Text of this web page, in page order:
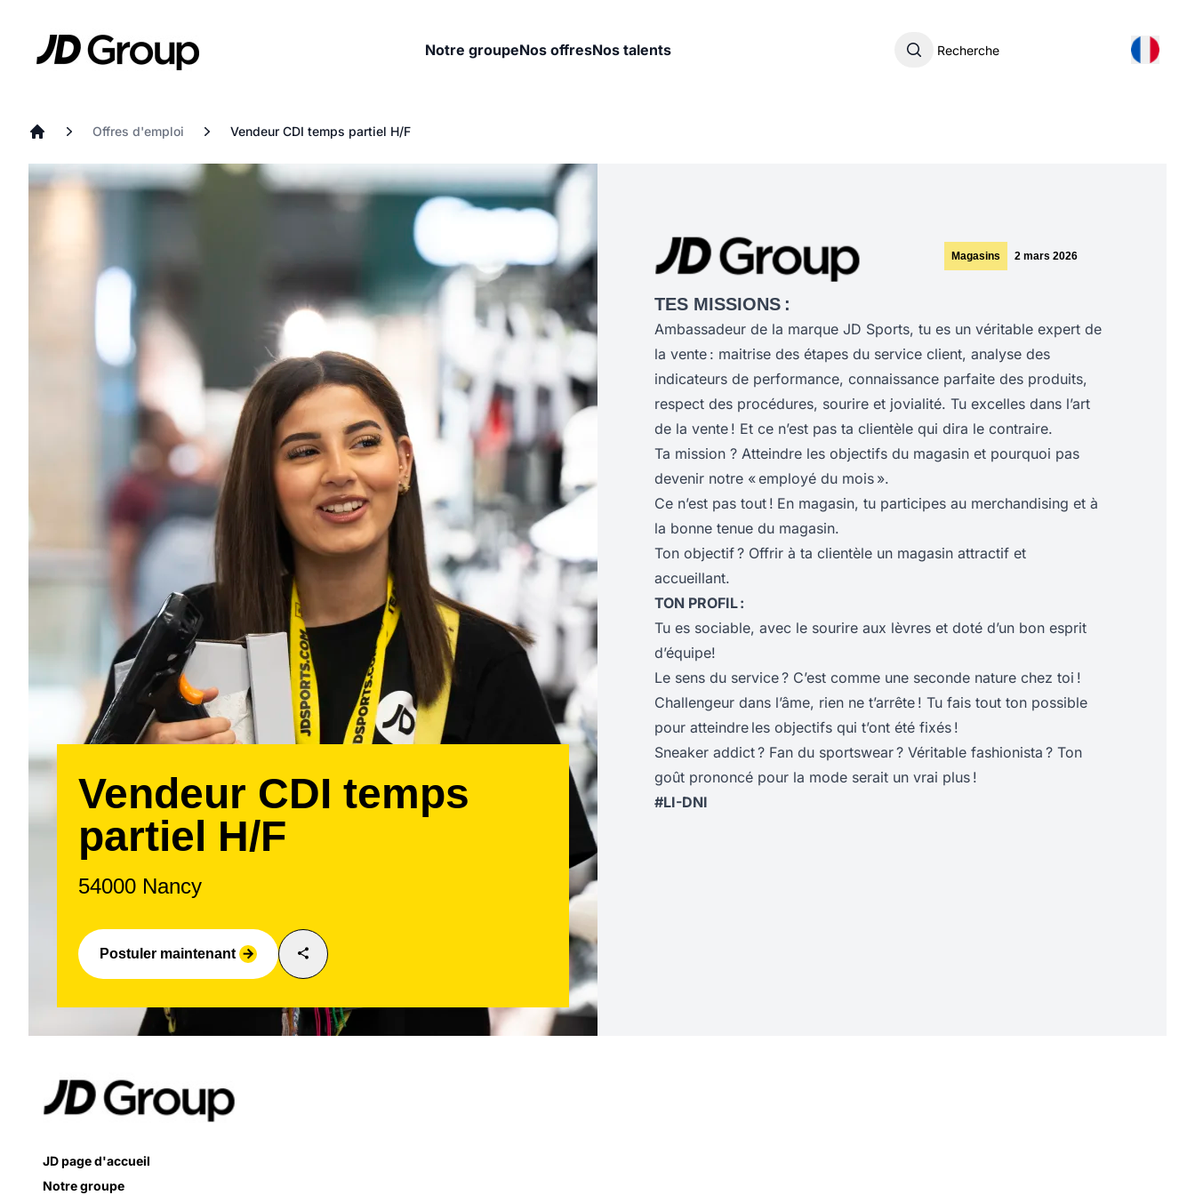
JD
Notre groupeNos offresNos talents Recherche
Offres d'emploi Vendeur CDI temps partiel H/F
Vendeur CDI temps
partiel H/F
54000 Nancy
Postuler maintenant arrow_forward share
Magasins 2 mars 2026
TES MISSIONS :
Ambassadeur de la marque JD Sports, tu es un véritable expert de
la vente : maitrise des étapes du service client, analyse des
indicateurs de performance, connaissance parfaite des produits,
respect des procédures, sourire et jovialité. Tu excelles dans l’art
de la vente ! Et ce n’est pas ta clientèle qui dira le contraire.
Ta mission ? Atteindre les objectifs du magasin et pourquoi pas
devenir notre « employé du mois ».
Ce n’est pas tout ! En magasin, tu participes au merchandising et à
la bonne tenue du magasin.
Ton objectif ? Offrir à ta clientèle un magasin attractif et
accueillant.
TON PROFIL :
Tu es sociable, avec le sourire aux lèvres et doté d’un bon esprit
d’équipe!
Le sens du service ? C’est comme une seconde nature chez toi !
Challengeur dans l’âme, rien ne t’arrête ! Tu fais tout ton possible
pour atteindre les objectifs qui t’ont été fixés !
Sneaker addict ? Fan du sportswear ? Véritable fashionista ? Ton
goût prononcé pour la mode serait un vrai plus !
#LI-DNI
JD page d'accueil
Notre groupe